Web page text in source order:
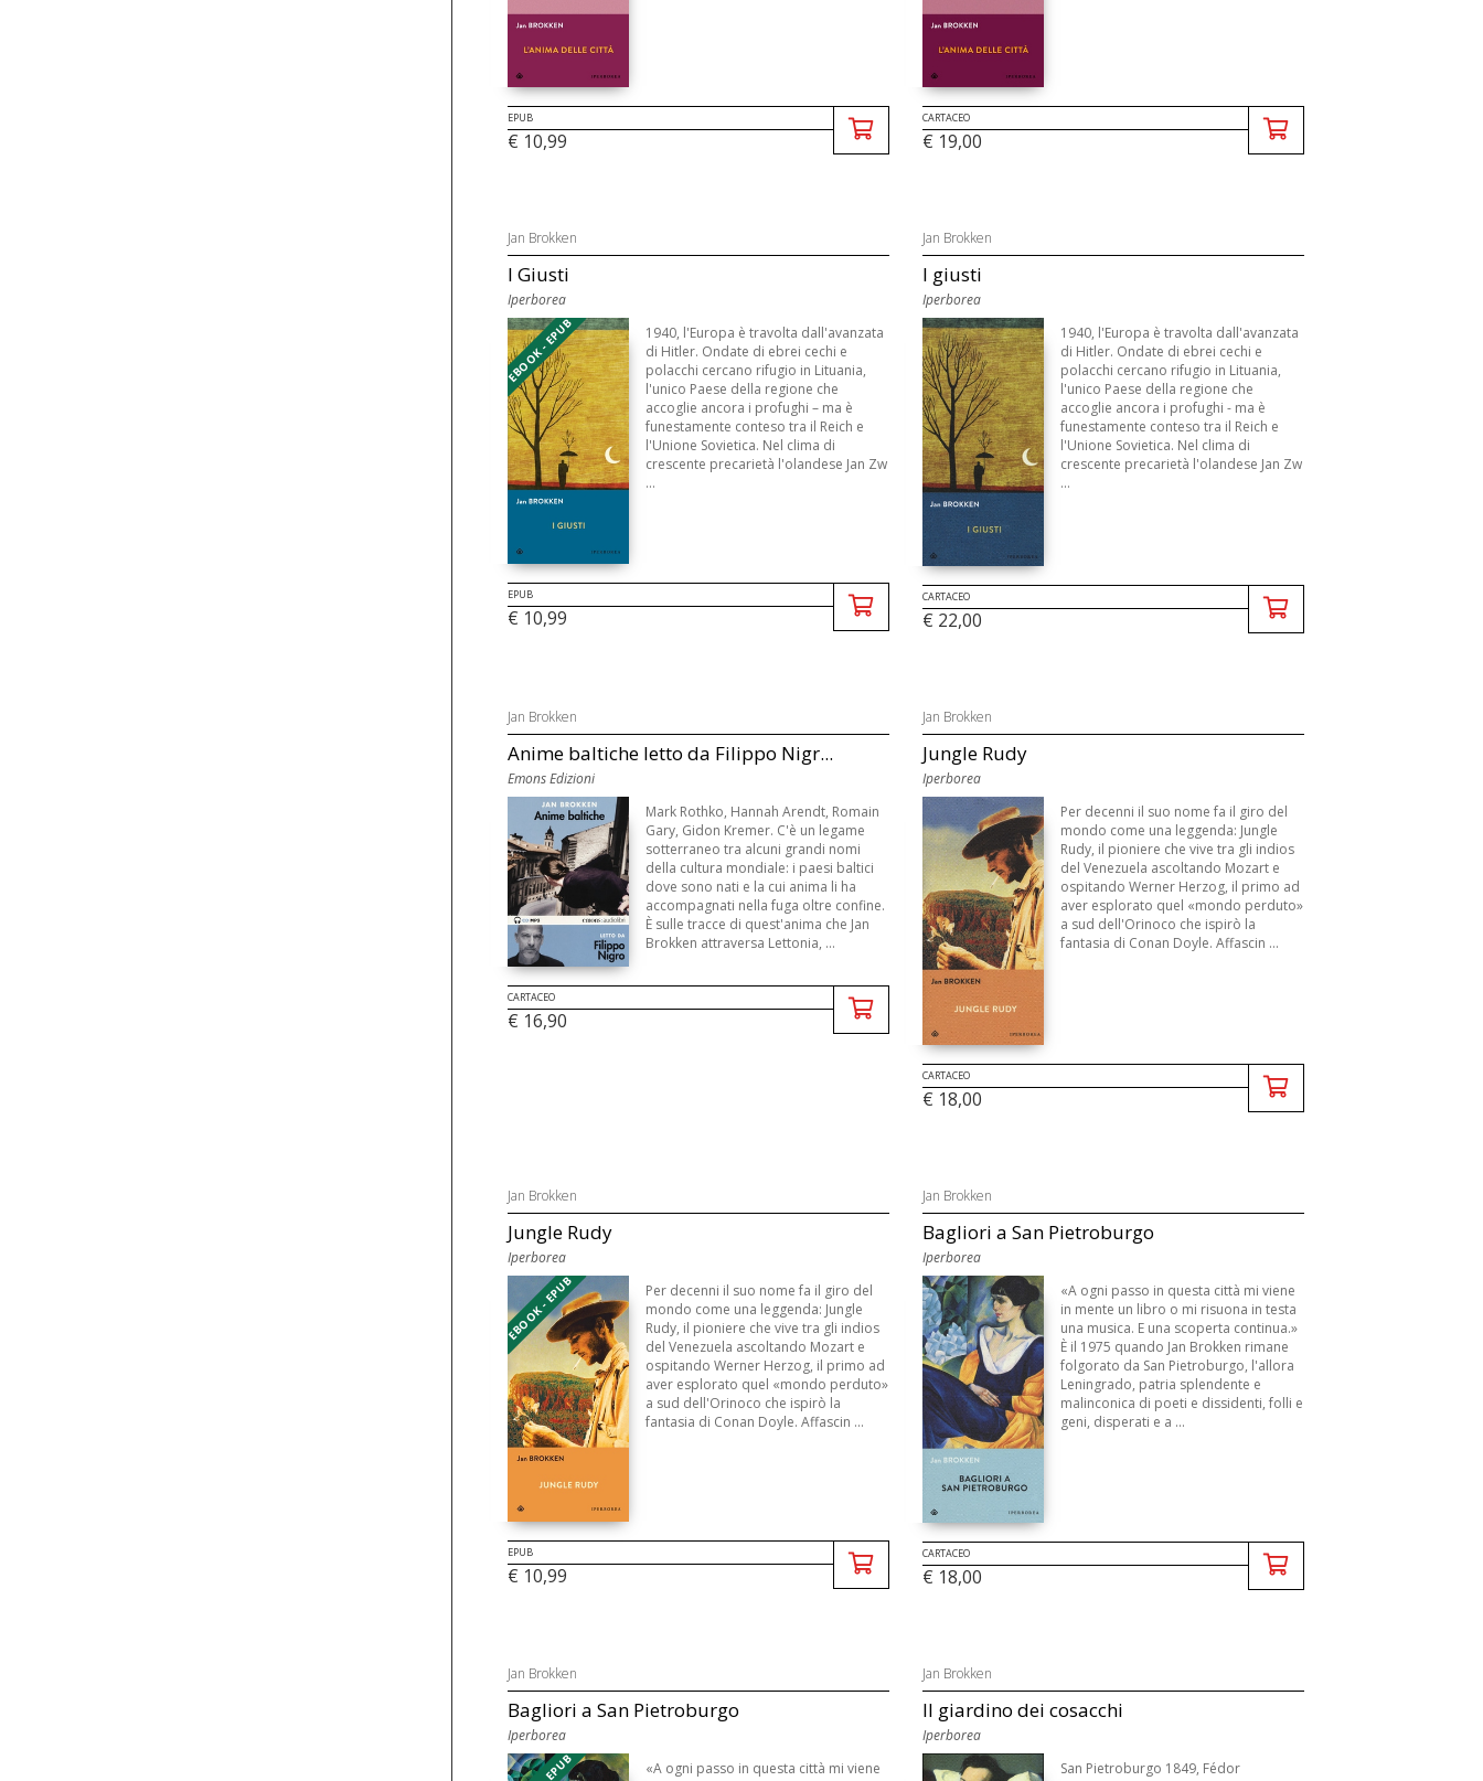
EPUB
€ 10,99
CARTACEO
€ 19,00
Jan Brokken
I Giusti
Iperborea
EBOOK - EPUB
1940, l'Europa è travolta dall'avanzata
di Hitler. Ondate di ebrei cechi e
polacchi cercano rifugio in Lituania,
l'unico Paese della regione che
accoglie ancora i profughi – ma è
funestamente conteso tra il Reich e
l'Unione Sovietica. Nel clima di
crescente precarietà l'olandese Jan Zw
...
EPUB
€ 10,99
Jan Brokken
I giusti
Iperborea
1940, l'Europa è travolta dall'avanzata
di Hitler. Ondate di ebrei cechi e
polacchi cercano rifugio in Lituania,
l'unico Paese della regione che
accoglie ancora i profughi - ma è
funestamente conteso tra il Reich e
l'Unione Sovietica. Nel clima di
crescente precarietà l'olandese Jan Zw
...
CARTACEO
€ 22,00
Jan Brokken
Anime baltiche letto da Filippo Nigr...
Emons Edizioni
Mark Rothko, Hannah Arendt, Romain
Gary, Gidon Kremer. C'è un legame
sotterraneo tra alcuni grandi nomi
della cultura mondiale: i paesi baltici
dove sono nati e la cui anima li ha
accompagnati nella fuga oltre confine.
È sulle tracce di quest'anima che Jan
Brokken attraversa Lettonia, ...
CARTACEO
€ 16,90
Jan Brokken
Jungle Rudy
Iperborea
Per decenni il suo nome fa il giro del
mondo come una leggenda: Jungle
Rudy, il pioniere che vive tra gli indios
del Venezuela ascoltando Mozart e
ospitando Werner Herzog, il primo ad
aver esplorato quel «mondo perduto»
a sud dell'Orinoco che ispirò la
fantasia di Conan Doyle. Affascin ...
CARTACEO
€ 18,00
Jan Brokken
Jungle Rudy
Iperborea
EBOOK - EPUB
Per decenni il suo nome fa il giro del
mondo come una leggenda: Jungle
Rudy, il pioniere che vive tra gli indios
del Venezuela ascoltando Mozart e
ospitando Werner Herzog, il primo ad
aver esplorato quel «mondo perduto»
a sud dell'Orinoco che ispirò la
fantasia di Conan Doyle. Affascin ...
EPUB
€ 10,99
Jan Brokken
Bagliori a San Pietroburgo
Iperborea
«A ogni passo in questa città mi viene
in mente un libro o mi risuona in testa
una musica. E una scoperta continua.»
È il 1975 quando Jan Brokken rimane
folgorato da San Pietroburgo, l'allora
Leningrado, patria splendente e
malinconica di poeti e dissidenti, folli e
geni, disperati e a ...
CARTACEO
€ 18,00
Jan Brokken
Bagliori a San Pietroburgo
Iperborea
«A ogni passo in questa città mi viene
Jan Brokken
Il giardino dei cosacchi
Iperborea
San Pietroburgo 1849, Fédor